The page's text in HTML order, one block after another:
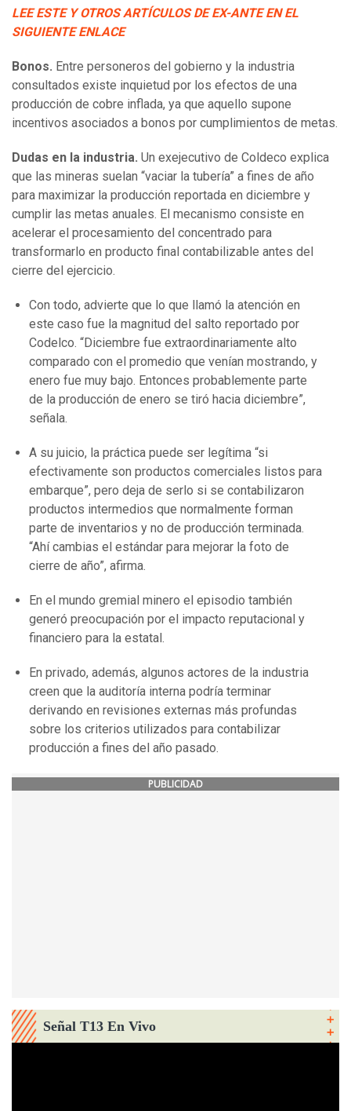
LEE ESTE Y OTROS ARTÍCULOS DE EX-ANTE EN EL
SIGUIENTE ENLACE
Bonos. Entre personeros del gobierno y la industria
consultados existe inquietud por los efectos de una
producción de cobre inflada, ya que aquello supone
incentivos asociados a bonos por cumplimientos de metas.
Dudas en la industria. Un exejecutivo de Coldeco explica
que las mineras suelan “vaciar la tubería” a fines de año
para maximizar la producción reportada en diciembre y
cumplir las metas anuales. El mecanismo consiste en
acelerar el procesamiento del concentrado para
transformarlo en producto final contabilizable antes del
cierre del ejercicio.
Con todo, advierte que lo que llamó la atención en
este caso fue la magnitud del salto reportado por
Codelco. “Diciembre fue extraordinariamente alto
comparado con el promedio que venían mostrando, y
enero fue muy bajo. Entonces probablemente parte
de la producción de enero se tiró hacia diciembre”,
señala.
A su juicio, la práctica puede ser legítima “si
efectivamente son productos comerciales listos para
embarque”, pero deja de serlo si se contabilizaron
productos intermedios que normalmente forman
parte de inventarios y no de producción terminada.
“Ahí cambias el estándar para mejorar la foto de
cierre de año”, afirma.
En el mundo gremial minero el episodio también
generó preocupación por el impacto reputacional y
financiero para la estatal.
En privado, además, algunos actores de la industria
creen que la auditoría interna podría terminar
derivando en revisiones externas más profundas
sobre los criterios utilizados para contabilizar
producción a fines del año pasado.
PUBLICIDAD
Señal T13 En Vivo